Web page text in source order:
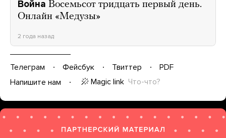
Война Восемьсот тридцать первый день.
Онлайн «Медузы»
2 года назад
Телеграм Фейсбук Твиттер
PDF
Напишите нам
Magic link Что-что?